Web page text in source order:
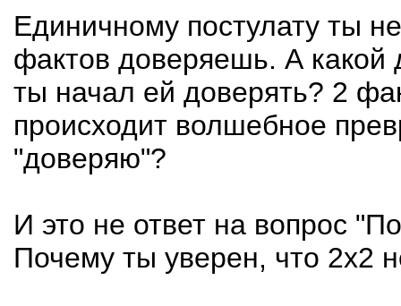
Единичному постулату ты
фактов доверяешь. А какой
ты начал ей доверять? 2
происходит волшебное
"доверяю"?
И это не ответ на вопрос
Почему ты уверен, что 2х2